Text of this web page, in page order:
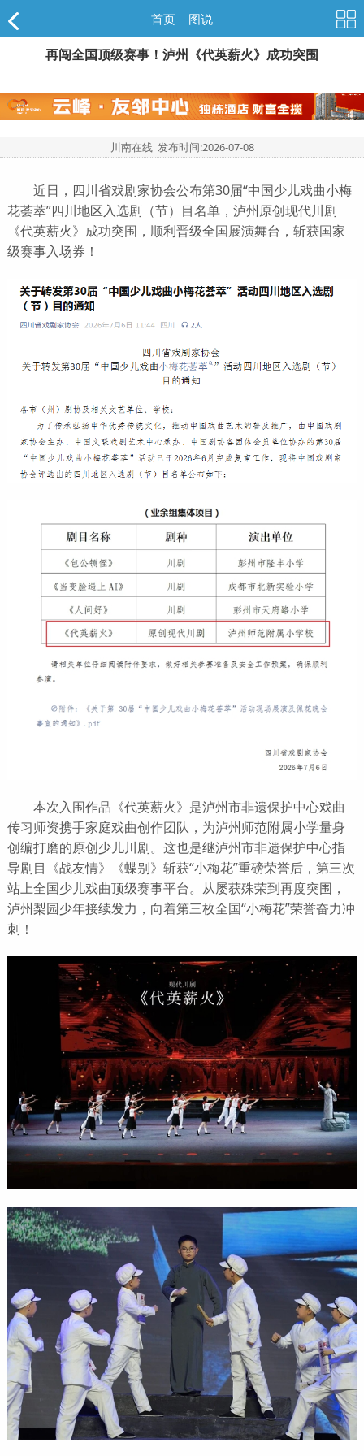
首页 图说
再闯全国顶级赛事！泸州《代英薪火》成功突围
川南在线 发布时间:2026-07-08
近日，四川省戏剧家协会公布第30届“中国少儿戏曲小梅
花荟萃”四川地区入选剧（节）目名单，泸州原创现代川剧
《代英薪火》成功突围，顺利晋级全国展演舞台，斩获国家
级赛事入场券！
本次入围作品《代英薪火》是泸州市非遗保护中心戏曲
传习师资携手家庭戏曲创作团队，为泸州师范附属小学量身
创编打磨的原创少儿川剧。这也是继泸州市非遗保护中心指
导剧目《战友情》《蝶别》斩获“小梅花”重磅荣誉后，第三次
站上全国少儿戏曲顶级赛事平台。从屡获殊荣到再度突围，
泸州梨园少年接续发力，向着第三枚全国“小梅花”荣誉奋力冲
刺！